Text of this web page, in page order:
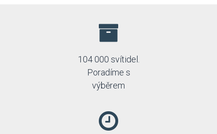
104 000 svítidel.
Poradíme s
výběrem